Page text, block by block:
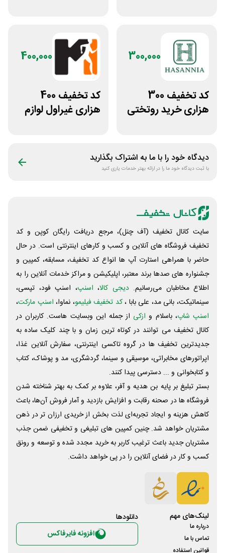
300,000
کد تخفیف 300
هزاری خرید روتختی
400,000
کد تخفیف 400
هزاری غیراول لوازم
دیدگاه خود را با ما به اشتراک بگذارید
با ثبت دیدگاه خود ما را در ارائه بهتر خدمات یاری کنید
سایت کانال تخفیف (آف چنل)، مرجع دریافت رایگان کوپن و کد
تخفیف فروشگاه های آنلاین و کسب و‌ کارهای اینترنتی است. در حال
حاضر با همراهی استارت آپ ها انواع کد تخفیف، مسابقه، کمپین و
جشنواره های صدها برند معتبر، اپلیکیشن و مراکز خدمات آنلاین را به
اطلاع مخاطبان می‌رسانیم. دیجی کالا، اسنپ، اسنپ فود، تپسی،
سینماتیکت، بانی مد، علی‌ بابا ،کد تخفیف فیلیمو، نماوا، اسنپ مارکت،
اسنپ شاپ، باسلام و ازکی از جمله این وبسایت ‌هاست. کاربران در
کانال تخفیف می توانند در کوتاه ترین زمان و با چند کلیک ساده به
جدیدترین تخفیف ها در گروه تاکسی اینترنتی، سفارش آنلاین غذا،
اپراتورهای مخابراتی، موسیقی و سینما، گردشگری، مد و پوشاک، کتاب
و کتابخوانی و ... دسترسی پیدا کنند.
بستر تبلیغ بر پایه بن هدیه و آفر، علاوه بر کمک به بهتر شناخته شدن
فروشگاه ها در صحنه رقابت و افزایش بازدید و آمار فروش آن‌ها، باعث
کاهش هزینه و ایجاد تجربه‌ای لذت بخش از خریدی ارزان تر در ذهن
مشتریان خواهد شد. چنین کمپین های تبلیغی و تخفیفی ضمن جذب
مشتریان جدید باعث ترغیب کاربر به خرید مجدد شده و توسعه و رونق
کسب و کار در فضای آنلاین را در پی خواهد داشت.
لینک‌های مهم
درباره ما
تماس با ما
قوانین استفاده
دانلود‌ها
افزونه فایرفاکس